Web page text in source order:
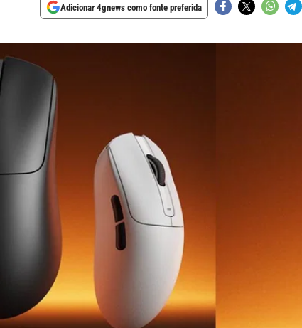
Adicionar 4gnews como fonte preferida